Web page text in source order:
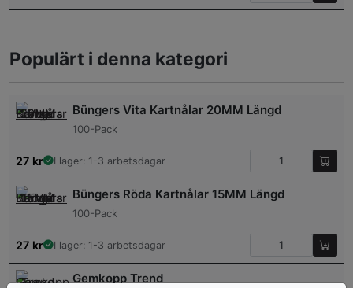
Populärt i denna kategori
Büngers Vita Kartnålar 20MM Längd
100-Pack
27 kr I lager: 1-3 arbetsdagar
Büngers Röda Kartnålar 15MM Längd
100-Pack
27 kr I lager: 1-3 arbetsdagar
Gemkopp Trend